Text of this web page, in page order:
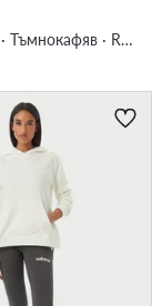
Суитшърт · Тъмнокафяв · Regular Fit